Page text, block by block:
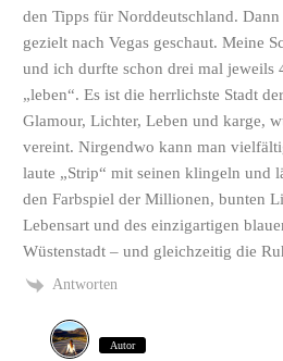
den Tipps für Norddeutschland.
gezielt nach Vegas geschaut. Meine
und ich durfte schon drei mal jeweils
„leben“. Es ist die herrlichste Stadt
Glamour, Lichter, Leben und karge,
vereint. Nirgendwo kann man
laute „Strip“ mit seinen klingeln und
den Farbspiel der Millionen, bunten
Lebensart und des einzigartigen
Wüstenstadt – und gleichzeitig die
Antworten
Autor